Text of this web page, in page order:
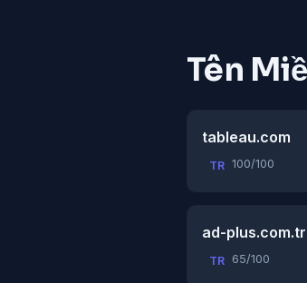
Tên
tableau.com
TR 100/100
ad-plus.com.tr
TR 65/100